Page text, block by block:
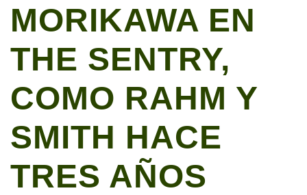
MORIKAWA EN
THE SENTRY,
COMO RAHM Y
SMITH HACE
TRES AÑOS